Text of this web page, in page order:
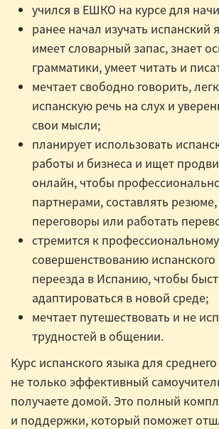
учился в ЕШКО на курсе для
ранее начал изучать испанский
имеет словарный запас, знает
грамматики, умеет читать и
мечтает свободно говорить,
испанскую речь на слух и
свои мысли;
планирует использовать
работы и бизнеса и ищет
онлайн, чтобы
партнерами, составлять резюме,
переговоры или работать
стремится к профессиональному
совершенствованию испанского
переезда в Испанию, чтобы
адаптироваться в новой среде;
мечтает путешествовать и не
трудностей в общении.
Курс испанского языка для
не только эффективный
получаете домой. Это полный
и поддержки, который поможет